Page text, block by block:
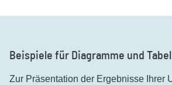
Beispiele für Diagramme und
Zur Präsentation der Ergebnisse Ihrer